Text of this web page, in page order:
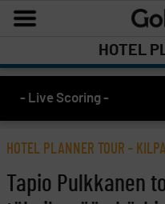
HOTEL
- Live Scoring -
HOTEL PLANNER TOUR -
Tapio Pulkkanen